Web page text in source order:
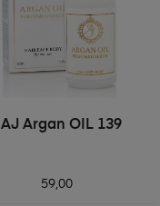
AJ Argan OIL 139
59,00